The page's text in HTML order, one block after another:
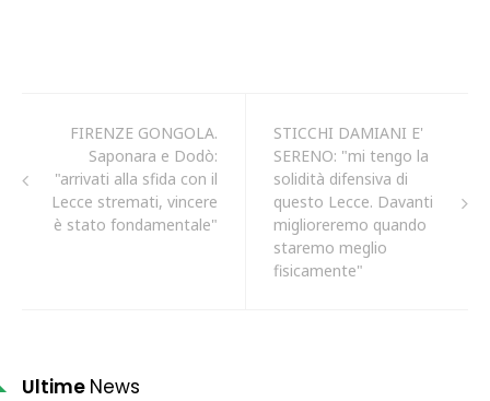
FIRENZE GONGOLA.
Saponara e Dodò:
"arrivati alla sfida con il
Lecce stremati, vincere
è stato fondamentale"
STICCHI DAMIANI E'
SERENO: "mi tengo la
solidità difensiva di
questo Lecce. Davanti
miglioreremo quando
staremo meglio
fisicamente"
Ultime News